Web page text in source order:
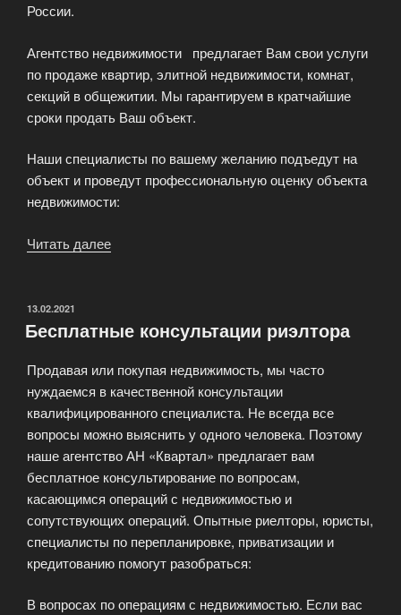
России.
Агентство недвижимости предлагает Вам свои услуги
по продаже квартир, элитной недвижимости, комнат,
секций в общежитии. Мы гарантируем в кратчайшие
сроки продать Ваш объект.
Наши специалисты по вашему желанию подъедут на
объект и проведут профессиональную оценку объекта
недвижимости:
Читать далее
недвижимость?»
ОПУБЛИКОВАНО
13.02.2021
Бесплатные консультации риэлтора
Продавая или покупая недвижимость, мы часто
нуждаемся в качественной консультации
квалифицированного специалиста. Не всегда все
вопросы можно выяснить у одного человека. Поэтому
наше агентство АН «Квартал» предлагает вам
бесплатное консультирование по вопросам,
касающимся операций с недвижимостью и
сопутствующих операций. Опытные риелторы, юристы,
специалисты по перепланировке, приватизации и
кредитованию помогут разобраться:
В вопросах по операциям с недвижимостью. Если вас